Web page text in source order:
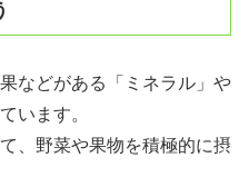
などがある「ミネラル」や
います。
、野菜や果物を積極的に摂